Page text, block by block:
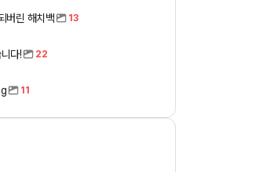
버린 해치백 13
다! 22
11